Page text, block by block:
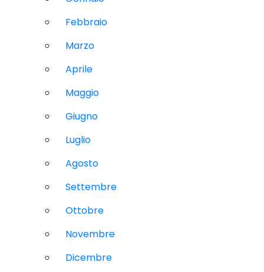
Febbraio
Marzo
Aprile
Maggio
Giugno
Luglio
Agosto
Settembre
Ottobre
Novembre
Dicembre